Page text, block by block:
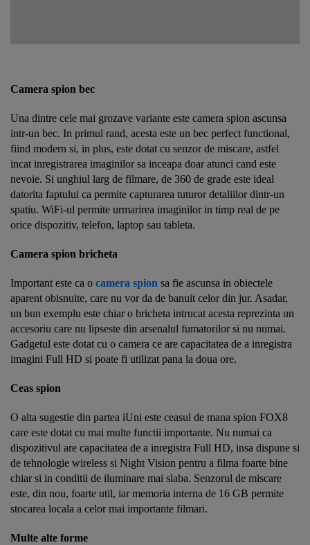
Camera spion bec
Una dintre cele mai grozave variante este camera spion ascunsa
intr-un bec. In primul rand, acesta este un bec perfect functional,
fiind modern si, in plus, este dotat cu senzor de miscare, astfel
incat inregistrarea imaginilor sa inceapa doar atunci cand este
nevoie. Si unghiul larg de filmare, de 360 de grade este ideal
datorita faptului ca permite capturarea tuturor detaliilor dintr-un
spatiu. WiFi-ul permite urmarirea imaginilor in timp real de pe
orice dispozitiv, telefon, laptop sau tableta.
Camera spion bricheta
Important este ca o camera spion sa fie ascunsa in obiectele
aparent obisnuite, care nu vor da de banuit celor din jur. Asadar,
un bun exemplu este chiar o bricheta intrucat acesta reprezinta un
accesoriu care nu lipseste din arsenalul fumatorilor si nu numai.
Gadgetul este dotat cu o camera ce are capacitatea de a inregistra
imagini Full HD si poate fi utilizat pana la doua ore.
Ceas spion
O alta sugestie din partea iUni este ceasul de mana spion FOX8
care este dotat cu mai multe functii importante. Nu numai ca
dispozitivul are capacitatea de a inregistra Full HD, insa dispune si
de tehnologie wireless si Night Vision pentru a filma foarte bine
chiar si in conditii de iluminare mai slaba. Senzorul de miscare
este, din nou, foarte util, iar memoria interna de 16 GB permite
stocarea locala a celor mai importante filmari.
Multe alte forme